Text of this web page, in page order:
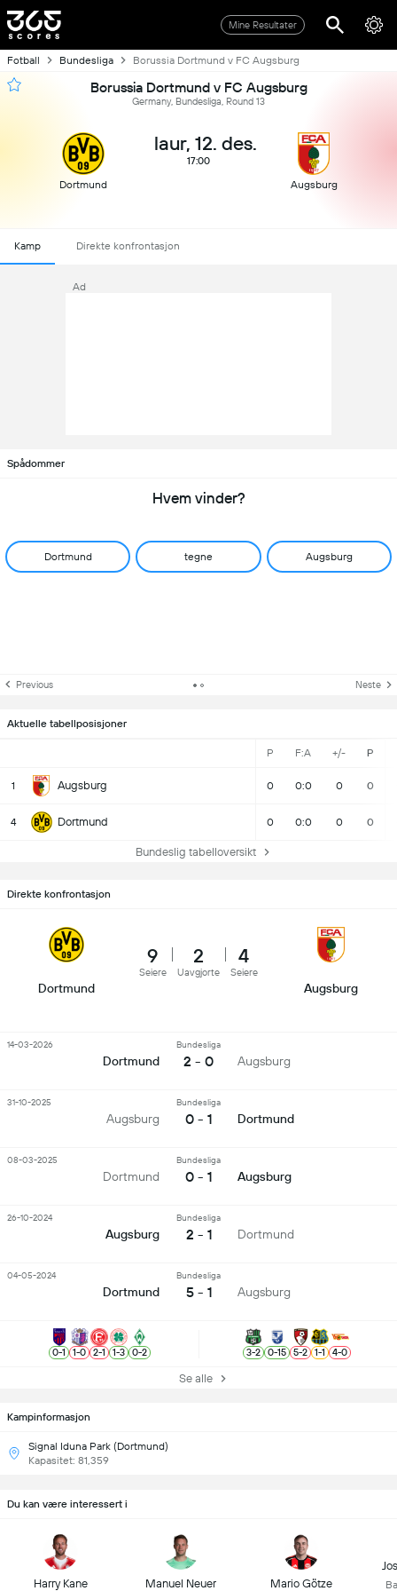
Mine Resultater
Fotball Bundesliga Borussia Dortmund v FC Augsburg
Borussia Dortmund v FC Augsburg
Germany, Bundesliga, Round 13
Dortmund
laur, 12. des.
17:00
Augsburg
Kamp Direkte konfrontasjon
Ad
Spådommer
Hvem vinder?
Dortmund tegne Augsburg
Previous Neste
Aktuelle tabellposisjoner
P F:A +/- P
1 Augsburg 0 0:0 0 0
4 Dortmund 0 0:0 0 0
Bundeslig tabelloversikt
Kampinformasjon
Signal Iduna Park (Dortmund)
Kapasitet: 81,359
Direkte konfrontasjon
Dortmund
9
Seiere
2
Uavgjorte
4
Seiere
Augsburg
Dortmund
Bundesliga
2 - 0 Augsburg
14-03-2026
Augsburg
Bundesliga
0 - 1 Dortmund
31-10-2025
Dortmund
Bundesliga
0 - 1 Augsburg
08-03-2025
Augsburg
Bundesliga
2 - 1 Dortmund
26-10-2024
Dortmund
Bundesliga
5 - 1 Augsburg
04-05-2024
0-1 1-0 2-1 1-3 0-2 3-2 0-15 5-2 1-1 4-0
Se alle
Du kan være interessert i
Harry Kane Manuel Neuer Mario Götze